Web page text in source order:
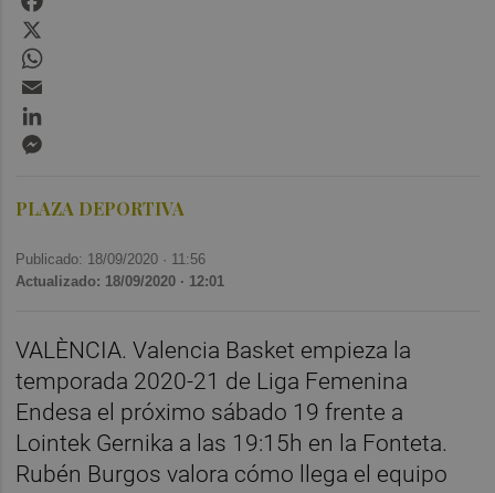
PLAZA DEPORTIVA
Publicado: 18/09/2020 · 11:56
Actualizado: 18/09/2020 · 12:01
VALÈNCIA. Valencia Basket empieza la
temporada 2020-21 de Liga Femenina
Endesa el próximo sábado 19 frente a
Lointek Gernika a las 19:15h en la Fonteta.
Rubén Burgos valora cómo llega el equipo